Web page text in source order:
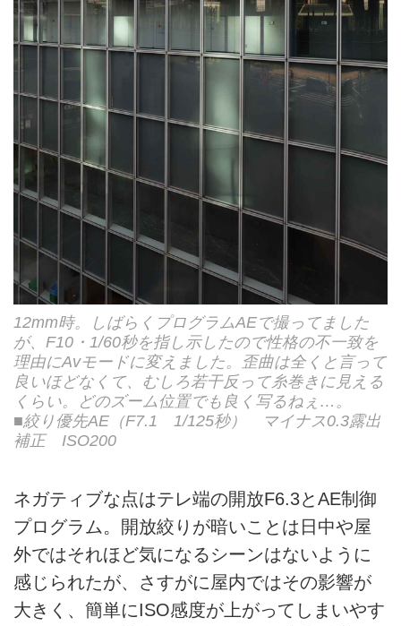
12mm時。しばらくプログラムAEで撮ってました
が、F10・1/60秒を指し示したので性格の不一致を
理由にAvモードに変えました。歪曲は全くと言って
良いほどなくて、むしろ若干反って糸巻きに見える
くらい。どのズーム位置でも良く写るねぇ…。
■絞り優先AE（F7.1 1/125秒） マイナス0.3露出
補正 ISO200
ネガティブな点はテレ端の開放F6.3とAE制御
プログラム。開放絞りが暗いことは日中や屋
外ではそれほど気になるシーンはないように
感じられたが、さすがに屋内ではその影響が
大きく、簡単にISO感度が上がってしまいやす